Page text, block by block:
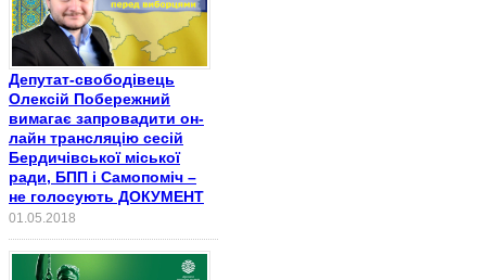
Депутат-свободівець
Олексій Побережний
вимагає запровадити он-
лайн трансляцію сесій
Бердичівської міської
ради, БПП і Самопоміч –
не голосують ДОКУМЕНТ
01.05.2018